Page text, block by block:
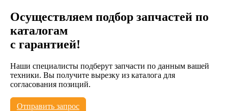
Осуществляем подбор запчастей по
каталогам
с гарантией!
Наши специалисты подберут запчасти по данным вашей
техники. Вы получите вырезку из каталога для
согласования позиций.
Отправить запрос